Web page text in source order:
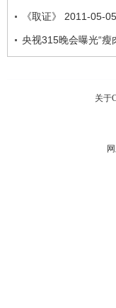
《取证》 2011-05-
央视315晚会曝光“瘦
关于